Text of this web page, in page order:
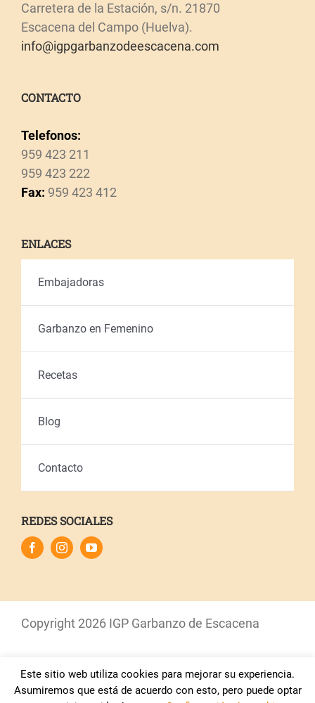
la
Carretera de la Estación, s/n. 21870
Escacena del Campo (Huelva).
info@igpgarbanzodeescacena.com
CONTACTO
Telefonos:
959 423 211
959 423 222
Fax: 959 423 412
ENLACES
Embajadoras
Garbanzo en Femenino
Recetas
Blog
Contacto
REDES SOCIALES
Copyright 2026 IGP Garbanzo de Escacena
Aviso Legal –Política de Privacidad – Política de
Este sitio web utiliza cookies para mejorar su experiencia.
Asumiremos que está de acuerdo con esto, pero puede optar